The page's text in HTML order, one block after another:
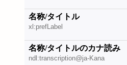
名称/タイトル
xl:prefLabel
名称/タイトルのカナ読み
ndl:transcription@ja-Kana